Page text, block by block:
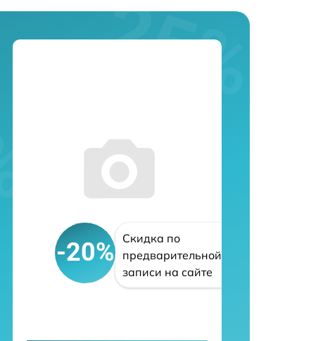
-20%
Скидка по
предварительной
записи на сайте